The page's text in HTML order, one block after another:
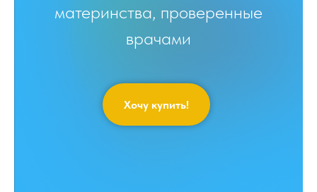
материнства, проверенные
врачами
Хочу купить!